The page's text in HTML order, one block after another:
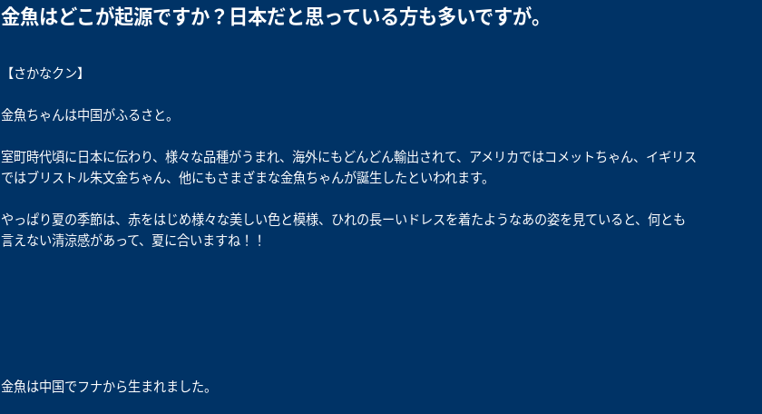
金魚はどこが起源ですか？日本だと思っている方も多いですが。
【さかなクン】
金魚ちゃんは中国がふるさと。
室町時代頃に日本に伝わり、様々な品種がうまれ、海外にもどんどん輸出されて、アメリカではコメットちゃん、イギリス
ではブリストル朱文金ちゃん、他にもさまざまな金魚ちゃんが誕生したといわれます。
やっぱり夏の季節は、赤をはじめ様々な美しい色と模様、ひれの長ーいドレスを着たようなあの姿を見ていると、何とも
言えない清涼感があって、夏に合いますね！！
金魚は中国でフナから生まれました。